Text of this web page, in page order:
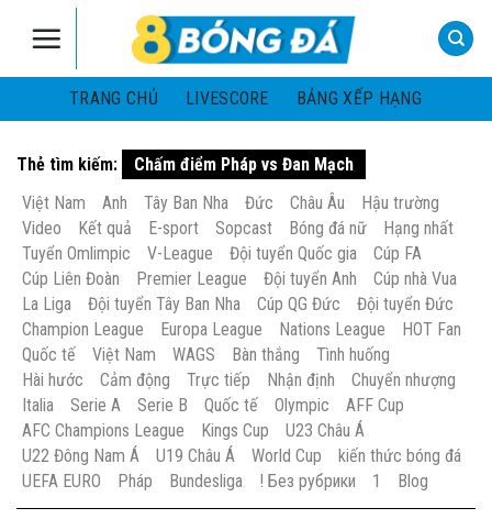
TRANG CHỦ
LIVESCORE BẢNG XẾP HẠNG
Thẻ tìm kiếm:
Chấm điểm Pháp vs Đan Mạch
Việt Nam
Anh Tây Ban Nha Đức Châu Âu
Hậu trường
Video
Kết quả E-sport Sopcast Bóng đá nữ
Hạng nhất
Tuyển Omlimpic
V-League Đội tuyển Quốc gia
Cúp FA
Cúp Liên Đoàn
Premier League Đội tuyển Anh
Cúp nhà Vua
La Liga
Đội tuyển Tây Ban Nha Cúp QG Đức
Đội tuyển Đức
Champion League
Europa League Nations League
HOT Fan
Quốc tế
Việt Nam WAGS Bàn thắng
Tình huống
Hài hước
Cảm động Trực tiếp Nhận định
Chuyển nhượng
Italia
Serie A Serie B Quốc tế Olympic
AFF Cup
AFC Champions League
Kings Cup
U23 Châu Á
U22 Đông Nam Á
U19 Châu Á World Cup
kiến thức bóng đá
UEFA EURO
Pháp Bundesliga ! Без рубрики 1 Blog